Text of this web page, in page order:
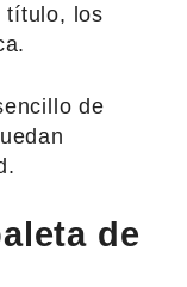
título, los
de
de